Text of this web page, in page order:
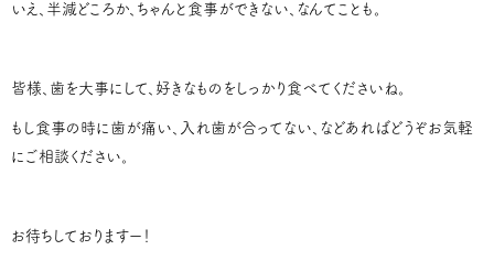
いえ、半減どころか、ちゃんと食事ができない、なんてことも。
皆様、歯を大事にして、好きなものをしっかり食べてくださいね。
もし食事の時に歯が痛い、入れ歯が合ってない、などあればどうぞお気軽
にご相談ください。
お待ちしておりますー！